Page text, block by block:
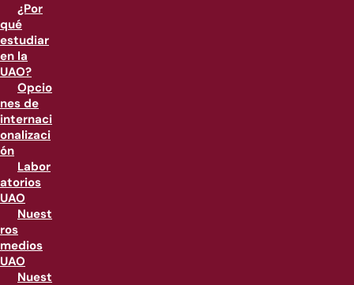
¿Por
qué
estudiar
en la
UAO?
Opcio
nes de
internaci
onalizaci
ón
Labor
atorios
UAO
Nuest
ros
medios
UAO
Nuest